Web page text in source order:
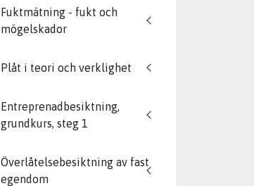
Fuktmätning - fukt och
mögelskador
Plåt i teori och verklighet
Entreprenadbesiktning,
grundkurs, steg 1
Överlåtelsebesiktning av fast
egendom